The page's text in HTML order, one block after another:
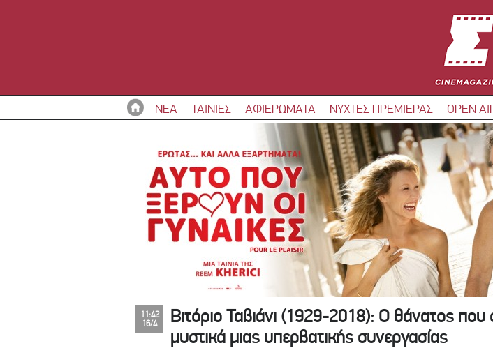
ΝΕΑ ΤΑΙΝΙΕΣ ΑΦΙΕΡΩΜΑΤΑ ΝΥΧΤΕΣ ΠΡΕΜΙΕΡΑΣ OPEN
11:42
16/4
Βιτόριο Ταβιάνι (1929-2018): Ο θάνατος που
μυστικά μιας υπερβατικής συνεργασίας